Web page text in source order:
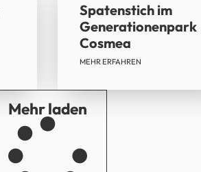
Spatenstich im
Generationenpark
Cosmea
MEHR ERFAHREN
Mehr laden